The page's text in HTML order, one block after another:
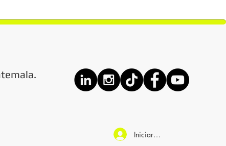
Iniciar sesión